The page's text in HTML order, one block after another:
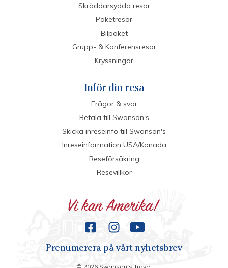
Skräddarsydda resor
Paketresor
Bilpaket
Grupp- & Konferensresor
Kryssningar
Inför din resa
Frågor & svar
Betala till Swanson's
Skicka inreseinfo till Swanson's
Inreseinformation USA/Kanada
Reseförsäkring
Resevillkor
Prenumerera på vårt nyhetsbrev